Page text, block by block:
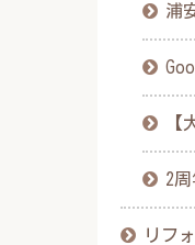
浦
【
2
リフ